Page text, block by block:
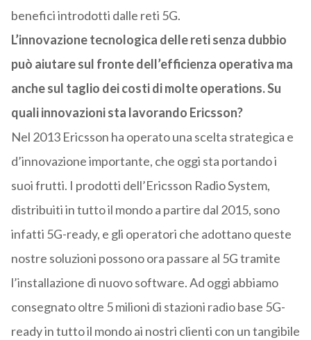
benefici introdotti dalle reti 5G.
L’innovazione tecnologica delle reti senza dubbio
può aiutare sul fronte dell’efficienza operativa ma
anche sul taglio dei costi di molte operations. Su
quali innovazioni sta lavorando Ericsson?
Nel 2013 Ericsson ha operato una scelta strategica e
d’innovazione importante, che oggi sta portando i
suoi frutti. I prodotti dell’Ericsson Radio System,
distribuiti in tutto il mondo a partire dal 2015, sono
infatti 5G-ready, e gli operatori che adottano queste
nostre soluzioni possono ora passare al 5G tramite
l’installazione di nuovo software. Ad oggi abbiamo
consegnato oltre 5 milioni di stazioni radio base 5G-
ready in tutto il mondo ai nostri clienti con un tangibile